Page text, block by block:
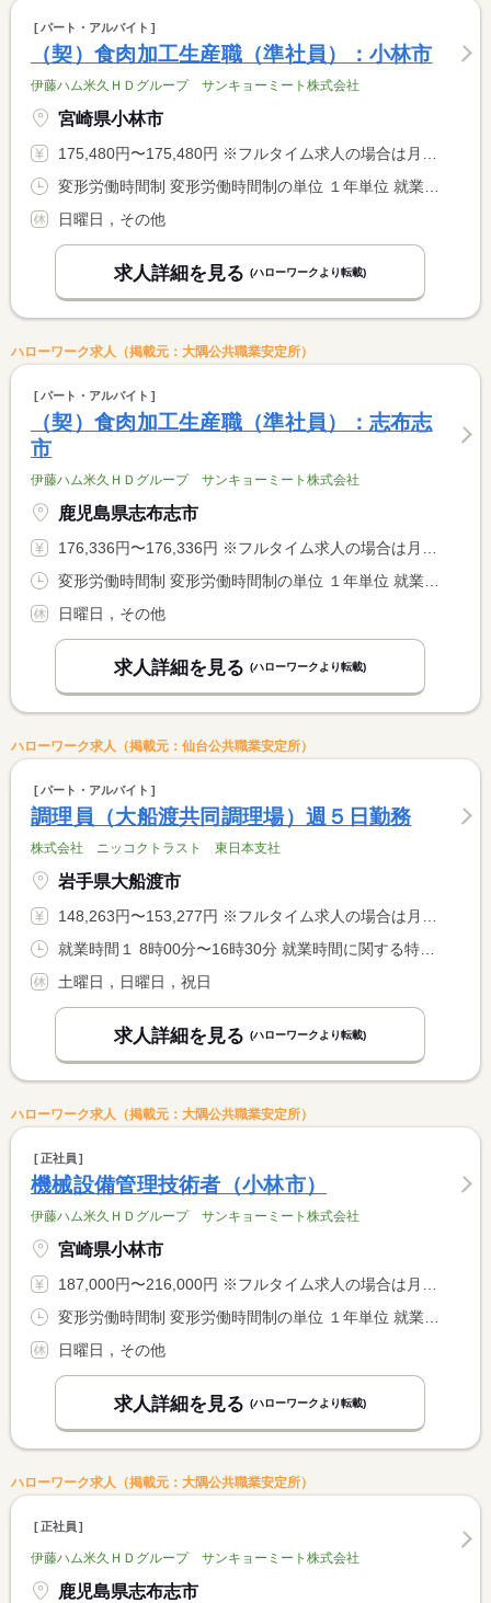
パート・アルバイト
（契）食肉加工生産職（準社員）：小林市
伊藤ハム米久ＨＤグループ サンキョーミート株式会社
宮崎県小林市
175,480円〜175,480円 ※フルタイム求人の場合は月額（換算額）、パート求人の場合は時間額を表示しています。
日曜日，その他
求人詳細を見る (ハローワークより転載)
ハローワーク求人（掲載元：大隅公共職業安定所）
パート・アルバイト
（契）食肉加工生産職（準社員）：志布志
市
伊藤ハム米久ＨＤグループ サンキョーミート株式会社
鹿児島県志布志市
176,336円〜176,336円 ※フルタイム求人の場合は月額（換算額）、パート求人の場合は時間額を表示しています。
日曜日，その他
求人詳細を見る (ハローワークより転載)
ハローワーク求人（掲載元：仙台公共職業安定所）
パート・アルバイト
調理員（大船渡共同調理場）週５日勤務
株式会社 ニッコクトラスト 東日本支社
岩手県大船渡市
148,263円〜153,277円 ※フルタイム求人の場合は月額（換算額）、パート求人の場合は時間額を表示しています。
土曜日，日曜日，祝日
求人詳細を見る (ハローワークより転載)
ハローワーク求人（掲載元：大隅公共職業安定所）
正社員
機械設備管理技術者（小林市）
伊藤ハム米久ＨＤグループ サンキョーミート株式会社
宮崎県小林市
187,000円〜216,000円 ※フルタイム求人の場合は月額（換算額）、パート求人の場合は時間額を表示しています。
日曜日，その他
求人詳細を見る (ハローワークより転載)
ハローワーク求人（掲載元：大隅公共職業安定所）
正社員
伊藤ハム米久ＨＤグループ サンキョーミート株式会社
鹿児島県志布志市